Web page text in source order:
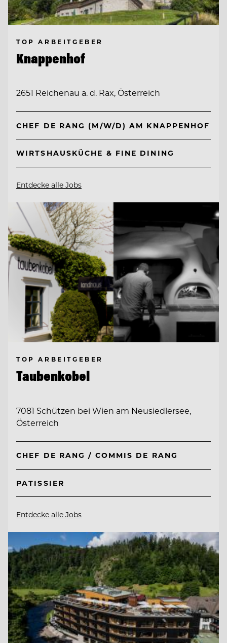
TOP ARBEITGEBER
Knappenhof
2651 Reichenau a. d. Rax, Österreich
CHEF DE RANG (M/W/D) AM KNAPPENHOF
WIRTSHAUSKÜCHE & FINE DINING
Entdecke alle Jobs
TOP ARBEITGEBER
Taubenkobel
7081 Schützen bei Wien am Neusiedlersee,
Österreich
CHEF DE RANG / COMMIS DE RANG
PATISSIER
Entdecke alle Jobs